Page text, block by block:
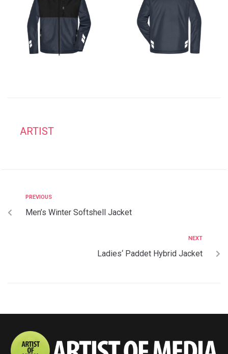
ARTIST
PREVIOUS
Men’s Winter Softshell Jacket
NEXT
Ladies‘ Paddet Hybrid Jacket